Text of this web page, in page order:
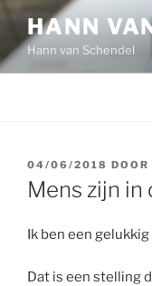
Ga
de
inhoud
HANN
Hann van Schendel
GEPLAATST
OP
04/06/2018 DOOR
Mens zijn in
Ik ben een
Dat is een stelling